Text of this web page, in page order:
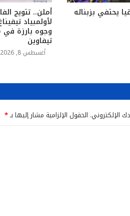
يحتفي بزبنائه
لأولمبياد
وجوه بارزة
تيفاوين
أغسطس 8, 2026
الإلكتروني. الحقول الإلزامية مشار إليها بـ*